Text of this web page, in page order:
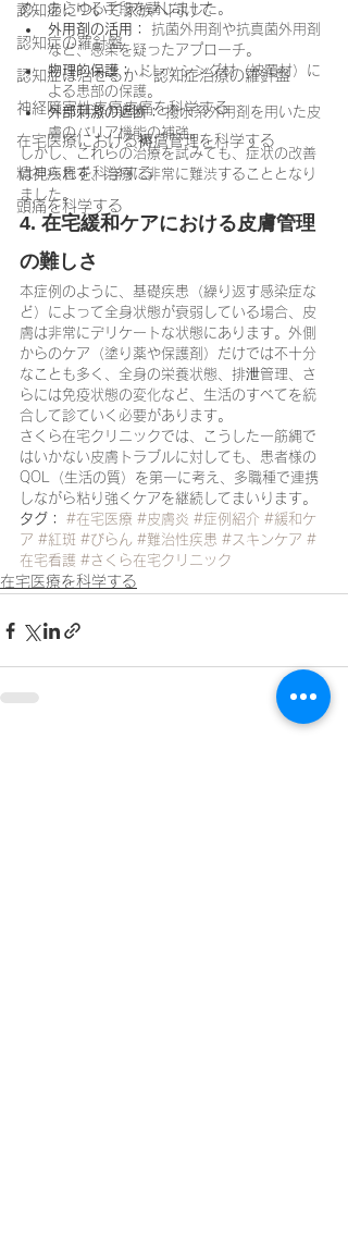
認知症について家族へ向けて
認知症の羅針盤
認知症は治せるか～認知症治療の羅針盤
神経障害性疼痛疼痛を科学する
在宅医療における褥瘡管理を科学する
精神疾患を科学する
頭痛を科学する
め、あらゆる手段を講じました。
外用剤の活用：
抗菌外用剤や抗真菌外用剤
など、感染を疑ったアプローチ。
物理的保護： ドレッシング材（被覆材）に
よる患部の保護。
外部刺激の遮断： 撥水系外用剤を用いた皮
膚のバリア機能の補強。
しかし、これらの治療を試みても、症状の改善
は見られず、治療に非常に難渋することとなり
ました。
4. 在宅緩和ケアにおける皮膚管理
の難しさ
本症例のように、基礎疾患（繰り返す感染症な
ど）によって全身状態が衰弱している場合、皮
膚は非常にデリケートな状態にあります。外側
からのケア（塗り薬や保護剤）だけでは不十分
なことも多く、全身の栄養状態、排泄管理、さ
らには免疫状態の変化など、生活のすべてを統
合して診ていく必要があります。
さくら在宅クリニックでは、こうした一筋縄で
はいかない皮膚トラブルに対しても、患者様の
QOL（生活の質）を第一に考え、多職種で連携
しながら粘り強くケアを継続してまいります。
タグ：
#在宅医療 #皮膚炎 #症例紹介 #緩和ケ
ア #紅斑 #びらん #難治性疾患 #スキンケア #
在宅看護 #さくら在宅クリニック
在宅医療を科学する